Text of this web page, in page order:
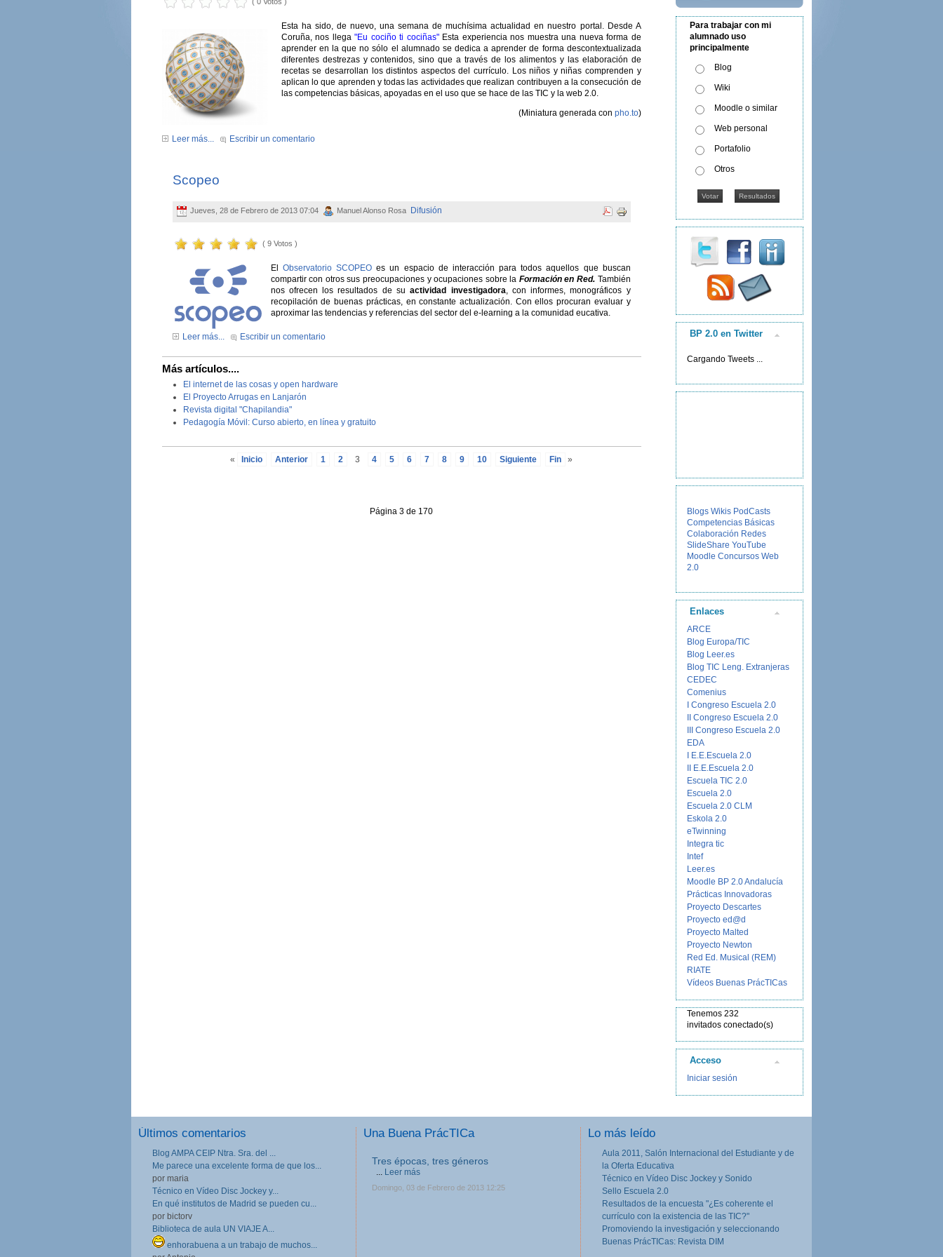
Esta ha sido, de nuevo, una semana de muchísima actualidad en nuestro portal. Desde A
Coruña, nos llega"Eu cociño ti cociñas"Esta experiencia nos muestra una nueva forma de
aprender en la que no sólo el alumnado se dedica a aprender de forma descontextualizada
diferentes destrezas y contenidos, sino que a través de los alimentos y las elaboración de
recetas se desarrollan los distintos aspectos del currículo. Los niños y niñas comprenden y
aplican lo que aprenden y todas las actividades que realizan contribuyen a la consecución de
las competencias básicas, apoyadas en el uso que se hace de las TIC y la web 2.0.
(Miniatura generada con pho.to)
Leer más... Escribir un comentario
Scopeo
Jueves, 28 de Febrero de 2013 07:04 Manuel Alonso Rosa Difusión
( 9 Votos )
El Observatorio SCOPEO es un espacio de interacción para todos aquellos que buscan
compartir con otros sus preocupaciones y ocupaciones sobre la Formación en Red. También
nos ofrecen los resultados de suactividad investigadora, con informes, monográficos y
recopilación de buenas prácticas, en constante actualización. Con ellos procuran evaluar y
aproximar las tendencias y referencias del sector del e-learning a la comunidad eucativa.
Leer más... Escribir un comentario
Más artículos....
El internet de las cosas y open hardware
El Proyecto Arrugas en Lanjarón
Revista digital "Chapilandia"
Pedagogía Móvil: Curso abierto, en línea y gratuito
« Inicio Anterior 1 2 3 4 5 6 7 8 9 10 Siguiente Fin »
Página 3 de 170
Para trabajar con mi
alumnado uso
principalmente
Blog
Wiki
Moodle o similar
Web personal
Portafolio
Otros
BP 2.0 en Twitter
Cargando Tweets ...
Blogs Wikis PodCasts
Competencias Básicas
Colaboración Redes
SlideShare YouTube
Moodle Concursos Web
2.0
Enlaces
ARCE
Blog Europa/TIC
Blog Leer.es
Blog TIC Leng. Extranjeras
CEDEC
Comenius
I Congreso Escuela 2.0
II Congreso Escuela 2.0
III Congreso Escuela 2.0
EDA
I E.E.Escuela 2.0
II E.E.Escuela 2.0
Escuela TIC 2.0
Escuela 2.0
Escuela 2.0 CLM
Eskola 2.0
eTwinning
Integra tic
Intef
Leer.es
Moodle BP 2.0 Andalucía
Prácticas Innovadoras
Proyecto Descartes
Proyecto ed@d
Proyecto Malted
Proyecto Newton
Red Ed. Musical (REM)
RIATE
Vídeos Buenas PrácTICas
Tenemos 232
invitados conectado(s)
Acceso
Iniciar sesión
Últimos comentarios
Blog AMPA CEIP Ntra. Sra. del ...
Me parece una excelente forma de que los...
por maria
Técnico en Vídeo Disc Jockey y...
En qué institutos de Madrid se pueden cu...
por bictorv
Biblioteca de aula UN VIAJE A...
enhorabuena a un trabajo de muchos...
Una Buena PrácTICa
Tres épocas, tres géneros
... Leer más
Domingo, 03 de Febrero de 2013 12:25
Lo más leído
Aula 2011, Salón Internacional del Estudiante y de
la Oferta Educativa
Técnico en Vídeo Disc Jockey y Sonido
Sello Escuela 2.0
Resultados de la encuesta "¿Es coherente el
currículo con la existencia de las TIC?"
Promoviendo la investigación y seleccionando
Buenas PrácTICas: Revista DIM